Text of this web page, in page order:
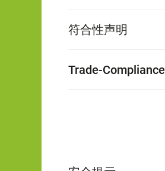
符合性声明
Trade-Compliance